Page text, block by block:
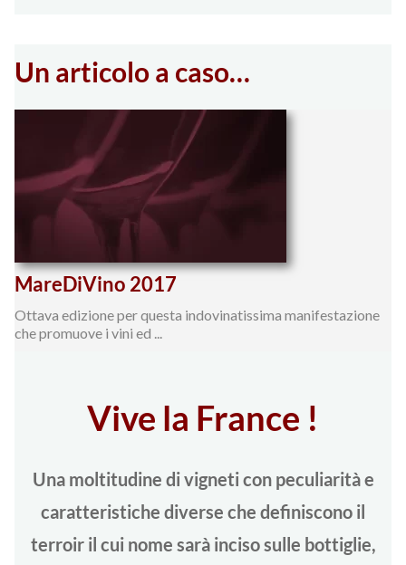
Un articolo a caso…
MareDiVino 2017
Ottava edizione per questa indovinatissima manifestazione
che promuove i vini ed ...
Vive la France !
Una moltitudine di vigneti con peculiarità e
caratteristiche diverse che definiscono il
terroir il cui nome sarà inciso sulle bottiglie,